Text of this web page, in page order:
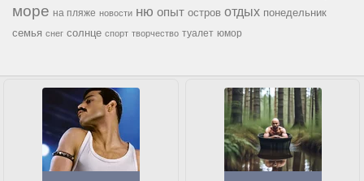
море на пляже новости ню опыт остров отдых понедельник
семья снег солнце спорт творчество туалет юмор